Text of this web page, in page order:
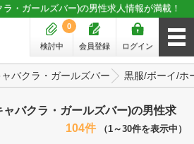
・ガールズバー)の男性求人情報が満載！
ログイン
会員登録
検討中
0
ャバクラ・ガールズバー 黒服/ボーイ/ホ
バクラ・ガールズバー)の男性求
104件 （1～30件を表示中）